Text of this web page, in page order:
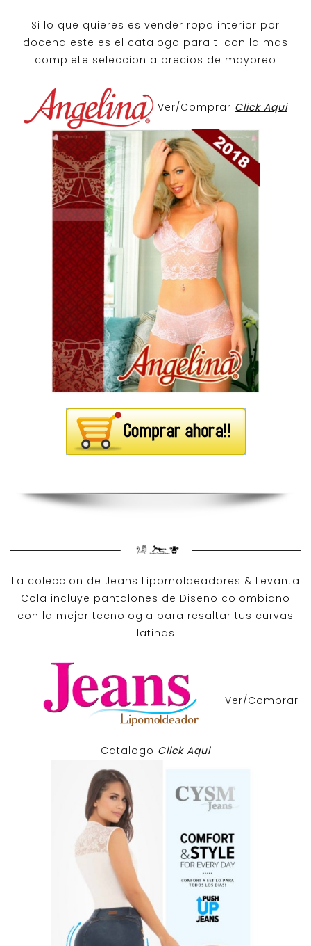
Si lo que quieres es vender ropa interior por
docena este es el catalogo para ti con la mas
complete seleccion a precios de mayoreo
Ver/Comprar Click Aqui
La coleccion de Jeans Lipomoldeadores & Levanta
Cola incluye pantalones de Diseño colombiano
con la mejor tecnologia para resaltar tus curvas
latinas
Ver/Comprar
Catalogo Click Aqui